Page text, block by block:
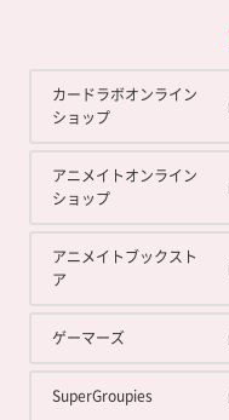
カードラボオンライン
ショップ
アニメイトオンライン
ショップ
アニメイトブックスト
ア
ゲーマーズ
SuperGroupies